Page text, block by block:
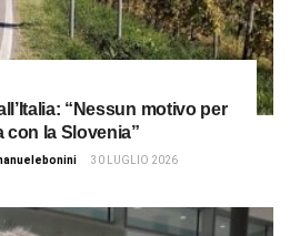
“Nessun motivo per
con la Slovenia”
30 LUGLIO 2026